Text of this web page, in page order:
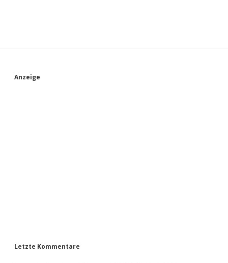
S
Anzeige
Letzte Kommentare